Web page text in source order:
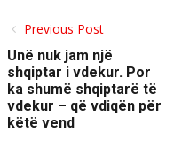
Previous Post
Unë nuk jam një
shqiptar i vdekur. Por
ka shumë shqiptarë të
vdekur – që vdiqën për
këtë vend